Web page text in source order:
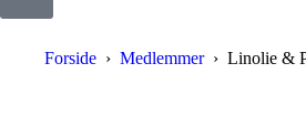
Forside Medlemmer Linolie &